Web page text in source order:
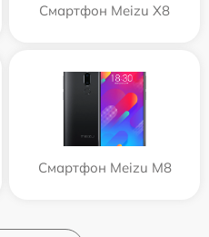
Смартфон Meizu X8
Смартфон Meizu M8